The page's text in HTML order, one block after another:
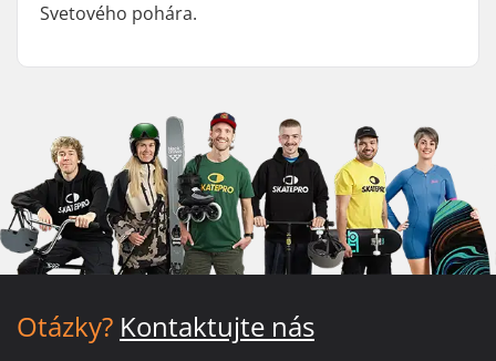
Svetového pohára.
Otázky? Kontaktujte nás